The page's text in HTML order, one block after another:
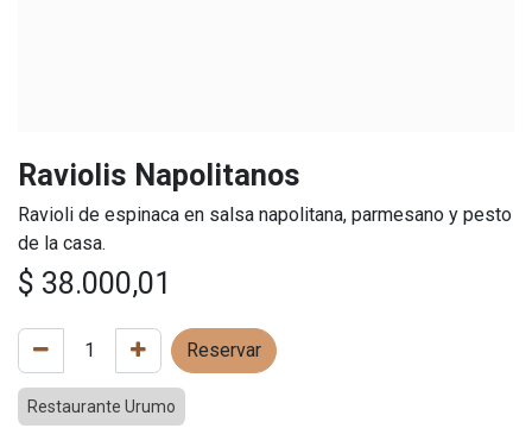
Raviolis Napolitanos
Ravioli de espinaca en salsa napolitana, parmesano y pesto
de la casa.
$ 38.000,01
Reservar
Restaurante Urumo